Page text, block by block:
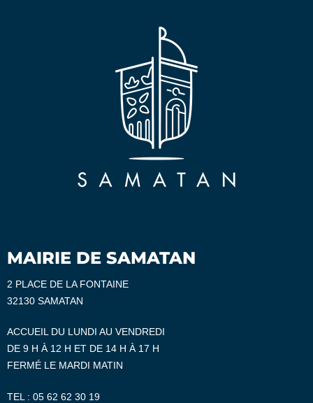
MAIRIE DE SAMATAN
2 PLACE DE LA FONTAINE
32130 SAMATAN
ACCUEIL DU LUNDI AU VENDREDI
DE 9 H À 12 H ET DE 14 H À 17 H
FERMÉ LE MARDI MATIN
TEL : 05 62 62 30 19